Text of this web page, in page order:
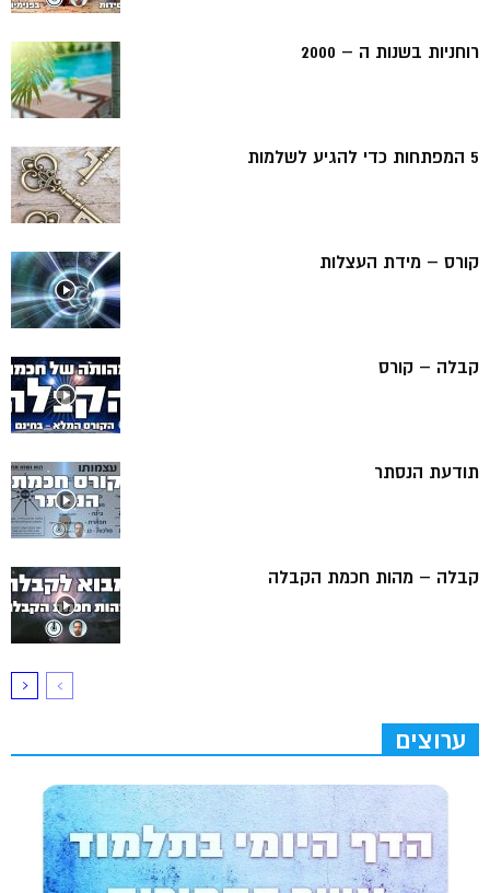
רוחניות בשנות ה – 2000
5 המפתחות כדי להגיע לשלמות
קורס – מידת העצלות
קבלה – קורס
תודעת הנסתר
קבלה – מהות חכמת הקבלה
ערוצים